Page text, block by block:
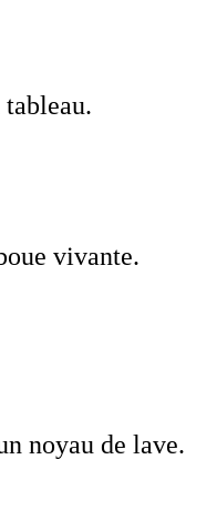
vivante.
noyau de lave.